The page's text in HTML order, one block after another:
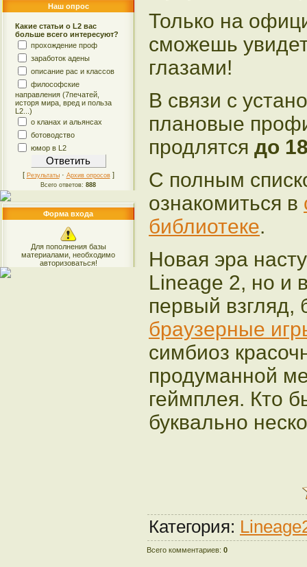
Наш опрос
Какие статьи о L2 вас
больше всего интересуют?
прохождение проф
заработок адены
описание рас и классов
философские
направления (7печатей,
исторя мира, вред и польза
L2...)
о кланах и альянсах
ботоводство
юмор в L2
[ Результаты· Архив опросов]
Всего ответов: 888
Форма входа
Для пополнения базы
материалами, необходимо
авторизоваться!
Только на
сможешь
глазами!
В связи с
плановые
продлятся до
С полным
ознакомиться в
библиотеке.
Новая эра
Lineage 2, но и
первый взгляд,
браузерные
симбиоз
продуманной
геймплея. Кто
буквально
Категория:
Всего комментариев: 0